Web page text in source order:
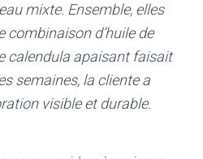
mixte. Ensemble, elles
combinaison d’huile de
calendula apaisant faisait
semaines, la cliente a
visible et durable.